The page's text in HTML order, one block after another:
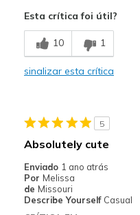
Contras
Need Break In
Going Out
Width
Sizing
Feels
Esta crítica foi útil?
10 1
sinalizar esta crítica
5
Absolutely cute
Enviado 1 ano atrás
Por Melissa
de Missouri
Describe Yourself Casual